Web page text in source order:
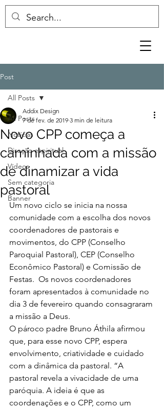
Post
All Posts
Notícias
Direção espiritual
Vídeos
Sem categoria
Banner
All Posts
Novo CPP começa a
caminhada com a missão
de dinamizar a vida
pastoral
Addix Design
7 de fev. de 2019 3 min de leitura
Um novo ciclo se inicia na nossa
comunidade com a escolha dos novos
coordenadores de pastorais e
movimentos, do CPP (Conselho
Paroquial Pastoral), CEP (Conselho
Econômico Pastoral) e Comissão de
Festas.  Os novos coordenadores
foram apresentados à comunidade no
dia 3 de fevereiro quando consagraram
a missão a Deus.
O pároco padre Bruno Áthila afirmou
que, para esse novo CPP, espera
envolvimento, criatividade e cuidado
com a dinâmica da pastoral. “A
pastoral revela a vivacidade de uma
paróquia. A ideia é que as
coordenações e o CPP, como um